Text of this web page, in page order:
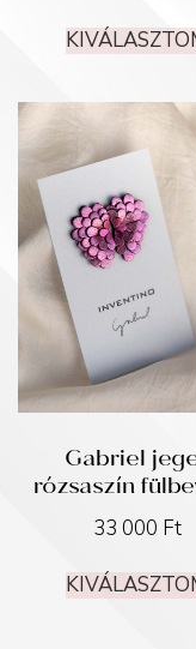
Gabriel
rózsaszín
33 000 Ft